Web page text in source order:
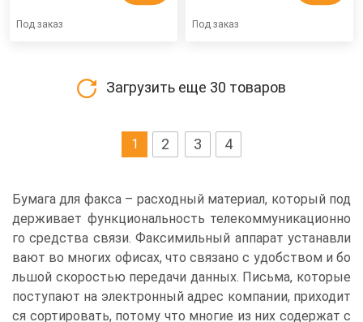
Под заказ Под заказ
Загрузить еще 30 товаров
1 2 3 4
Бумага для факса – расходный материал, который под
держивает функциональность телекоммуникационно
го средства связи. Факсимильный аппарат устанавли
вают во многих офисах, что связано с удобством и бо
льшой скоростью передачи данных. Письма, которые
поступают на электронный адрес компании, приходит
ся сортировать, потому что многие из них содержат с